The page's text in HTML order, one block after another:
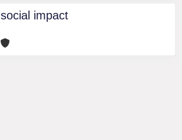
social impact